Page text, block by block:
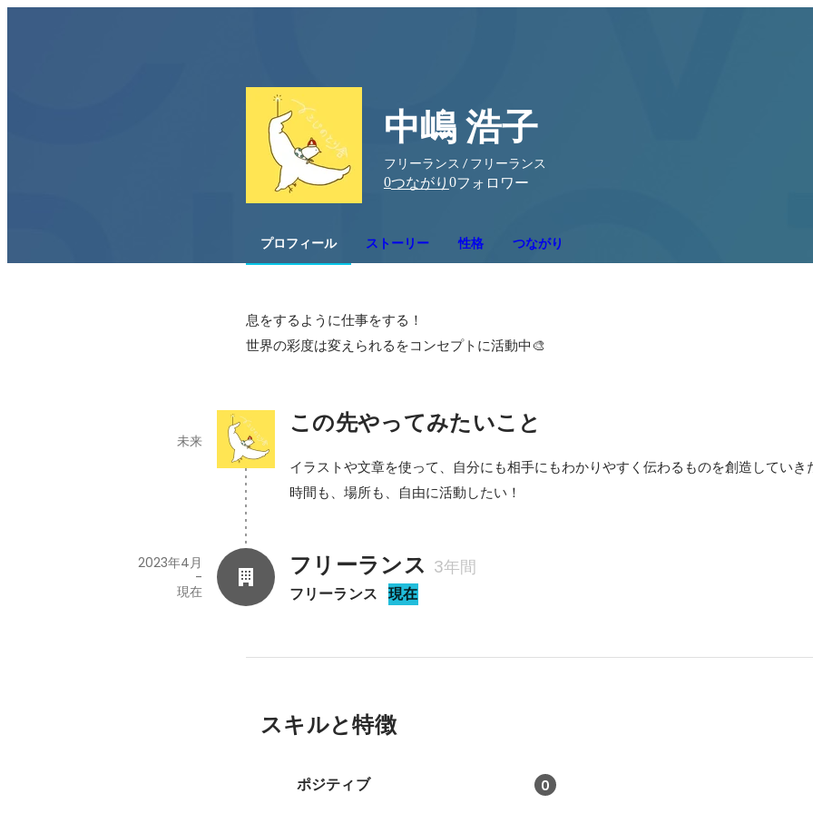
中嶋 浩子
フリーランス / フリーランス
0つながり 0フォロワー
プロフィール ストーリー 性格 つながり
息をするように仕事をする！
世界の彩度は変えられるをコンセプトに活動中🎨
この先やってみたいこと
未来
イラストや文章を使って、自分にも相手にもわかりやすく伝わるものを創造していき
時間も、場所も、自由に活動したい！
フリーランス 3年間
フリーランス 現在
2023年4月
-
現在
スキルと特徴
ポジティブ 0